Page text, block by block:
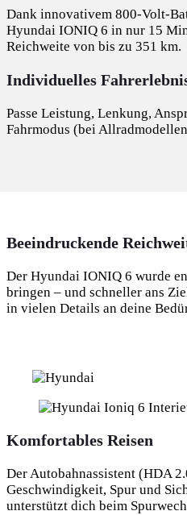
Dank innovativem 800-Volt-
Hyundai IONIQ 6 in nur 15
Reichweite von bis zu 351 km.
Individuelles
Passe Leistung, Lenkung,
Fahrmodus (bei
Beeindruckende
Der Hyundai IONIQ 6 wurde
bringen – und schneller ans
in vielen Details an deine
Komfortables Reisen
Der Autobahnassistent (HDA
Geschwindigkeit, Spur und
unterstützt dich beim